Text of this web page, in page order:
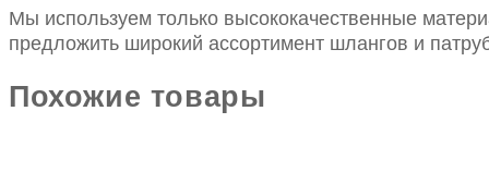
(1317a5)
quantity
Мы используем только высококачественные
предложить широкий ассортимент шлангов и
Похожие товары